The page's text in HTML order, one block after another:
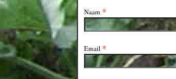
Naam *
Email *